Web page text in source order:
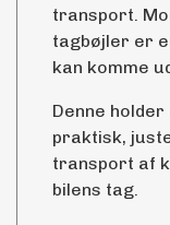
transport.
tagbøjler er
kan komme
Denne
praktisk,
transport af
bilens tag.